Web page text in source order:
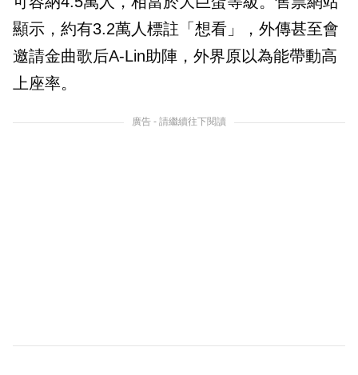
顯示，約有3.2萬人標註「想看」，外傳甚至會
邀請金曲歌后A-Lin助陣，外界原以為能帶動高
上座率。
廣告 - 請繼續往下閱讀